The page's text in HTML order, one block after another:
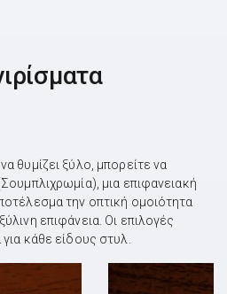
θυμίζει ξύλο, μπορείτε να
μια επιφανειακή
την οπτική ομοιότητα
επιφάνεια. Οι επιλογές
κάθε είδους στυλ.